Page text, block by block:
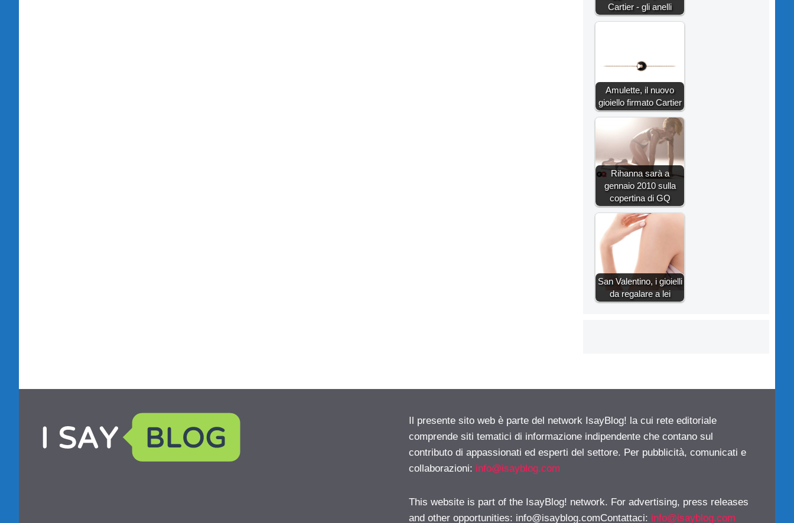
Cartier - gli anelli
Amulette, il nuovo
gioiello firmato Cartier
Rihanna sarà a
gennaio 2010 sulla
copertina di GQ
San Valentino, i gioielli
da regalare a lei
Il presente sito web è parte del network IsayBlog! la cui rete editoriale
comprende siti tematici di informazione indipendente che contano sul
contributo di appassionati ed esperti del settore. Per pubblicità, comunicati e
collaborazioni: info@isayblog.com
This website is part of the IsayBlog! network. For advertising, press releases
and other opportunities: info@isayblog.comContattaci: info@isayblog.com